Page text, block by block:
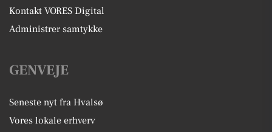
Kontakt VORES Digital
Administrer samtykke
GENVEJE
Seneste nyt fra Hvalsø
Vores lokale erhverv